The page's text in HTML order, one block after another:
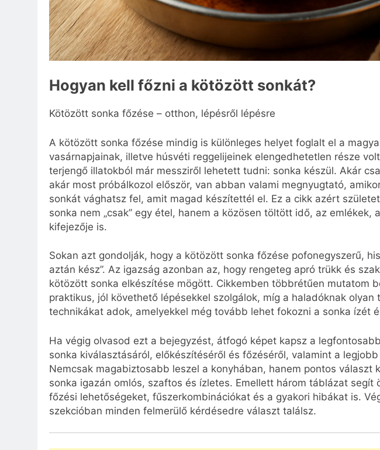
Hogyan kell főzni a kötözött sonkát?
Kötözött sonka főzése – otthon, lépésről lépésre
A kötözött sonka főzése mindig is különleges helyet foglalt el a
vasárnapjainak, illetve húsvéti reggelijeinek elengedhetetlen része
terjengő illatokból már messziről lehetett tudni: sonka készül. Akár
akár most próbálkozol először, van abban valami megnyugtató,
sonkát vághatsz fel, amit magad készítettél el. Ez a cikk azért
sonka nem „csak” egy étel, hanem a közösen töltött idő, az emlékek,
kifejezője is.
Sokan azt gondolják, hogy a kötözött sonka főzése pofonegyszerű,
aztán kész”. Az igazság azonban az, hogy rengeteg apró trükk és
kötözött sonka elkészítése mögött. Cikkemben többrétűen mutatom
praktikus, jól követhető lépésekkel szolgálok, míg a haladóknak
technikákat adok, amelyekkel még tovább lehet fokozni a sonka ízét
Ha végig olvasod ezt a bejegyzést, átfogó képet kapsz a
sonka kiválasztásáról, előkészítéséről és főzéséről, valamint a
Nemcsak magabiztosabb leszel a konyhában, hanem pontos választ
sonka igazán omlós, szaftos és ízletes. Emellett három táblázat segít
főzési lehetőségeket, fűszerkombinációkat és a gyakori hibákat is.
szekcióban minden felmerülő kérdésedre választ találsz.